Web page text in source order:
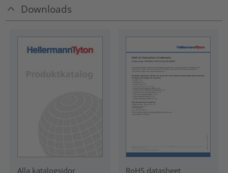
Downloads
Alla katalogsidor RoHS datasheet